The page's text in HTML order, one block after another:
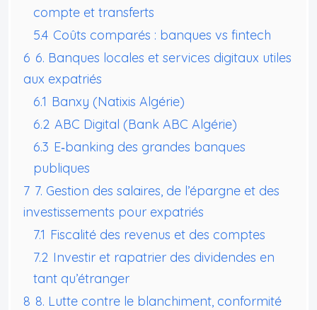
compte et transferts
5.4 Coûts comparés : banques vs fintech
6 6. Banques locales et services digitaux utiles
aux expatriés
6.1 Banxy (Natixis Algérie)
6.2 ABC Digital (Bank ABC Algérie)
6.3 E‑banking des grandes banques
publiques
7 7. Gestion des salaires, de l’épargne et des
investissements pour expatriés
7.1 Fiscalité des revenus et des comptes
7.2 Investir et rapatrier des dividendes en
tant qu’étranger
8 8. Lutte contre le blanchiment, conformité